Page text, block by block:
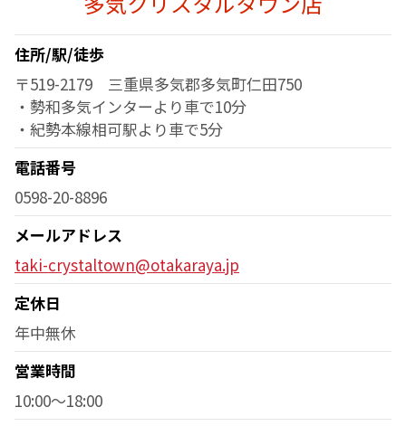
住所/駅/徒歩
〒519-2179 三重県多気郡多気町仁田750
・勢和多気インターより車で10分
・紀勢本線相可駅より車で5分
電話番号
0598-20-8896
メールアドレス
taki-crystaltown@otakaraya.jp
定休日
年中無休
営業時間
10:00～18:00